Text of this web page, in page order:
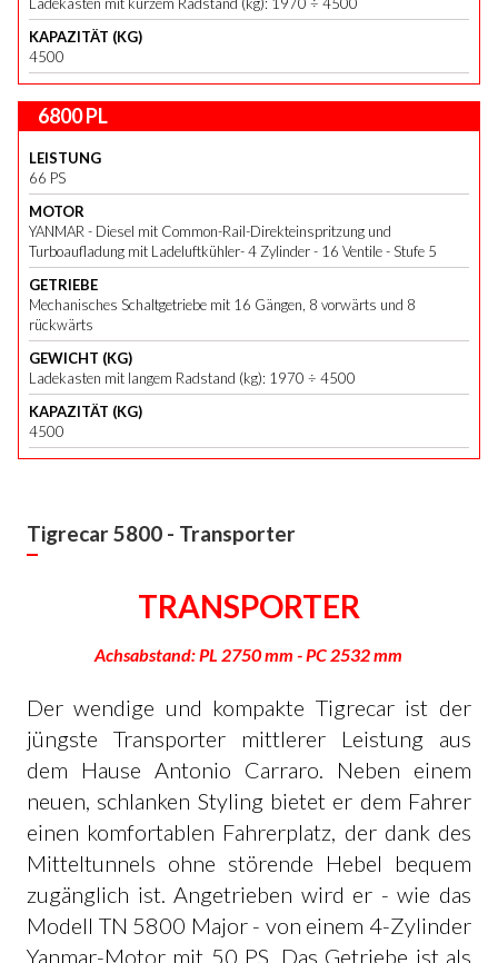
KAPAZITÄT (KG)
4500
6800 PL
LEISTUNG
66 PS
MOTOR
YANMAR - Diesel mit Common-Rail-Direkteinspritzung und
Turboaufladung mit Ladeluftkühler- 4 Zylinder - 16 Ventile - Stufe 5
GETRIEBE
Mechanisches Schaltgetriebe mit 16 Gängen, 8 vorwärts und 8
rückwärts
GEWICHT (KG)
Ladekasten mit langem Radstand (kg): 1970 ÷ 4500
KAPAZITÄT (KG)
4500
Tigrecar 5800 - Transporter
TRANSPORTER
Achsabstand: PL 2750 mm - PC 2532 mm
Der wendige und kompakte Tigrecar ist der
jüngste Transporter mittlerer Leistung aus
dem Hause Antonio Carraro. Neben einem
neuen, schlanken Styling bietet er dem Fahrer
einen komfortablen Fahrerplatz, der dank des
Mitteltunnels ohne störende Hebel bequem
zugänglich ist. Angetrieben wird er - wie das
Modell TN 5800 Major - von einem 4-Zylinder
Yanmar-Motor mit 50 PS. Das Getriebe ist als